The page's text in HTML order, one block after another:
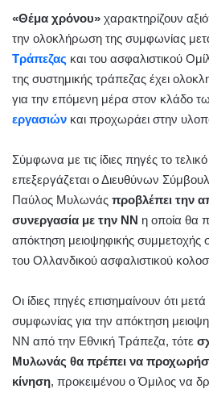
«Θέμα χρόνου» χαρακτηρίζουν
την ολοκλήρωση της συμφωνίας
Τράπεζας και του ασφαλιστικού
της συστημικής τράπεζας έχει
για την επόμενη μέρα στον κλάδο
εργασιών και προχωράει στην
Σύμφωνα με τις ίδιες πηγές το
επεξεργάζεται ο Διευθύνων
Παύλος Μυλωνάς προβλέπει την
συνεργασία με την ΝΝ η οποία θα
απόκτηση μειοψηφικής συμμετοχής
του Ολλανδικού ασφαλιστικού
Οι ίδιες πηγές επισημαίνουν ότι
συμφωνίας για την απόκτηση
ΝΝ από την Εθνική Τράπεζα, τότε
Μυλωνάς θα πρέπει να
κίνηση, προκειμένου ο Όμιλος να